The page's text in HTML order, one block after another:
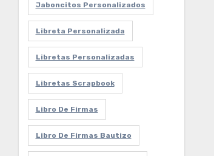
Jaboncitos Personalizados
Libreta Personalizada
Libretas Personalizadas
Libretas Scrapbook
Libro De Firmas
Libro De Firmas Bautizo